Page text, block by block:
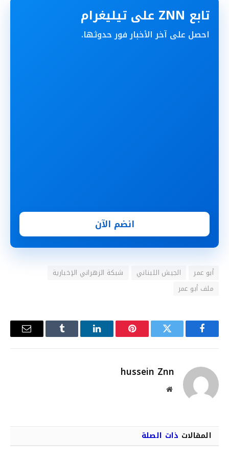
تابع ZNN على تيليغرام
احصل على آخر الأخبار فور حدوثها.
انضم الآن
أبو عمر الجيش اللبناني
شبكة الزهراني الإخبارية
ملف أبو عمر
فيسبوك تويتر بينتيريستلينكدإن Tumblr
البريد
hussein Znn
موقع
المقالات ذات الصلة